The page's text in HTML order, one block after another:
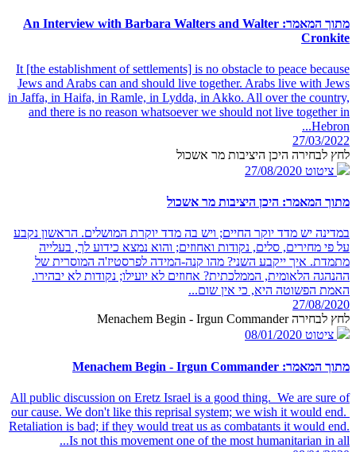
מתוך המאמר: An Interview with Barbara Walters and Walter
Cronkite
It [the establishment of settlements] is no obstacle to peace because
Jews and Arabs can and should live together. Arabs live with Jews
in Jaffa, in Haifa, in Ramle, in Lydda, in Akko. All over the country,
and there is no reason whatsoever we should not live together in
Hebron...
27/03/2022
לחץ לבחירה היכן היציבות מר אשכול
ציטוט 27/08/2020
מתוך המאמר: היכן היציבות מר אשכול
במדינה יש מדד יוקר החיים; ויש בה מדד יוקרת המושלים. הראשון נקבע
על פי מחירים, סלים, נקודות ואחוזים; והוא נמצא כידוע לך, בעלייה
מתמדת. איך ייקבע השני? מהו קנה-המידה לפרסטיז'ה המוסרית של
ההנהגה הלאומית, הממלכתית? אחוזים לא יועילו; נקודות לא יבהירו.
האמת הפשוטה היא, כי אין שום...
27/08/2020
לחץ לבחירה Menachem Begin - Irgun Commander
ציטוט 08/01/2020
מתוך המאמר: Menachem Begin - Irgun Commander
All public discussion on Eretz Israel is a good thing. We are sure of
our cause. We don't like this reprisal system; we wish it would end.
Retaliation is bad; if they would treat us as combatants it would end.
Is not this movement one of the most humanitarian in all...